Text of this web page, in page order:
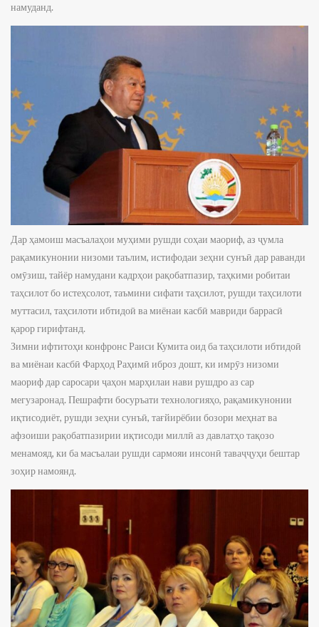
намуданд.
Дар ҳамоиш масъалаҳои муҳими рушди соҳаи маориф, аз ҷумла
рақамикунонии низоми таълим, истифодаи зеҳни сунъӣ дар раванди
омӯзиш, тайёр намудани кадрҳои рақобатпазир, таҳкими робитаи
таҳсилот бо истеҳсолот, таъмини сифати таҳсилот, рушди таҳсилоти
муттасил, таҳсилоти ибтидоӣ ва миёнаи касбӣ мавриди баррасӣ
қарор гирифтанд.
Зимни ифтитоҳи конфронс Раиси Кумита оид ба таҳсилоти ибтидоӣ
ва миёнаи касбӣ Фарҳод Раҳимӣ иброз дошт, ки имрӯз низоми
маориф дар саросари ҷаҳон марҳилаи нави рушдро аз сар
мегузаронад. Пешрафти босуръати технологияҳо, рақамикунонии
иқтисодиёт, рушди зеҳни сунъӣ, тағйирёбии бозори меҳнат ва
афзоиши рақобатпазирии иқтисоди миллӣ аз давлатҳо тақозо
менамояд, ки ба масъалаи рушди сармояи инсонӣ таваҷҷуҳи бештар
зоҳир намоянд.